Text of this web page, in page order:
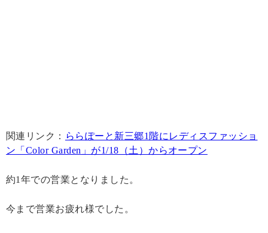
関連リンク： ららぽーと新三郷1階にレディスファッショ
ン「Color Garden」が1/18（土）からオープン
約1年での営業となりました。
今まで営業お疲れ様でした。